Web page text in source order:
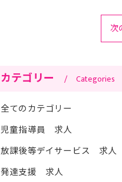
次
カテゴリー Categories
全てのカテゴリー
児童指導員 求人
放課後等デイサービス 求人
発達支援 求人